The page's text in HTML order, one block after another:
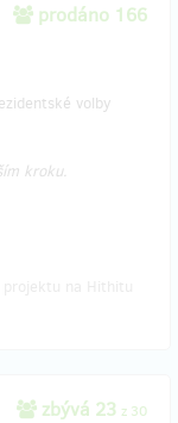
prodáno 166
volby
kroku.
zbývá 23 z 30